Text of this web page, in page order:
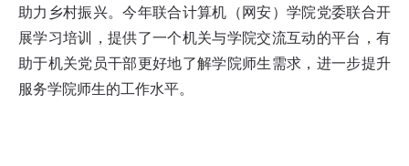
助力乡村振兴。今年联合计算机（网安）学院党委联合开
展学习培训，提供了一个机关与学院交流互动的平台，有
助于机关党员干部更好地了解学院师生需求，进一步提升
服务学院师生的工作水平。